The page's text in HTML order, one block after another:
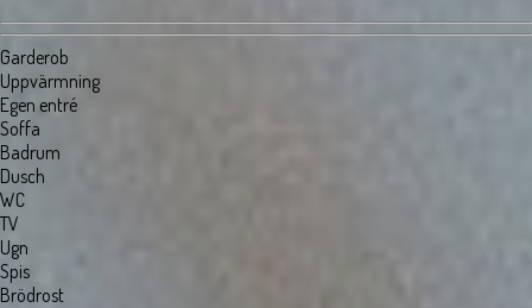
Garderob
Uppvärmning
Egen entré
Soffa
Badrum
Dusch
WC
TV
Ugn
Spis
Brödrost